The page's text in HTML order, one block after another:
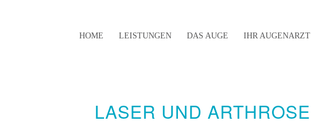
HOME LEISTUNGEN DAS AUGE IHR AUGENARZT
LASER UND ARTHROSE